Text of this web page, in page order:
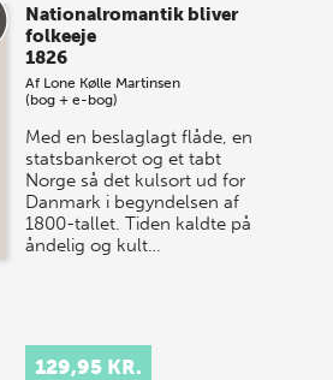
Nationalromantik bliver
folkeeje
1826
Af Lone Kølle Martinsen
(bog + e-bog)
Med en beslaglagt flåde, en
statsbankerot og et tabt
Norge så det kulsort ud for
Danmark i begyndelsen af
1800-tallet. Tiden kaldte på
åndelig og kult…
129,95 KR.